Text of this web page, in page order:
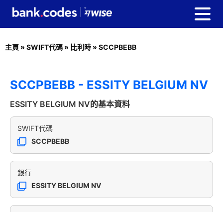
主頁 » SWIFT代碼 » 比利時 » SCCPBEBB
SCCPBEBB - ESSITY BELGIUM NV
ESSITY BELGIUM NV的基本資料
SWIFT代碼
SCCPBEBB
銀行
ESSITY BELGIUM NV